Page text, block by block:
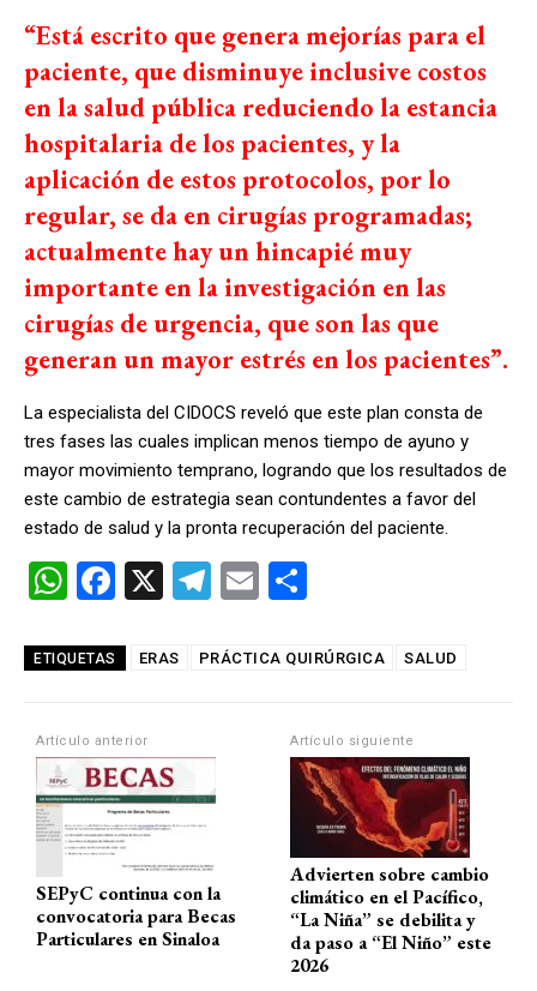
“Está escrito que genera mejorías para el
paciente, que disminuye inclusive costos
en la salud pública reduciendo la estancia
hospitalaria de los pacientes, y la
aplicación de estos protocolos, por lo
regular, se da en cirugías programadas;
actualmente hay un hincapié muy
importante en la investigación en las
cirugías de urgencia, que son las que
generan un mayor estrés en los pacientes”.
La especialista del CIDOCS reveló que este plan consta de
tres fases las cuales implican menos tiempo de ayuno y
mayor movimiento temprano, logrando que los resultados de
este cambio de estrategia sean contundentes a favor del
estado de salud y la pronta recuperación del paciente.
W
at
A
p
p
F
ce
o
o
k
X
T
e
m
E
ail m
ar
tir
ETIQUETAS ERAS PRÁCTICA QUIRÚRGICA SALUD
Artículo anterior
SEPyC continua con la
convocatoria para Becas
Particulares en Sinaloa
Artículo siguiente
Advierten sobre cambio
climático en el Pacífico,
“La Niña” se debilita y
da paso a “El Niño” este
2026